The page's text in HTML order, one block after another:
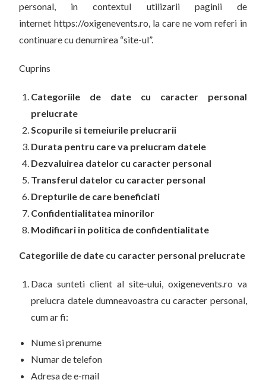
personal, in contextul utilizarii paginii de
internet https://oxigenevents.ro, la care ne vom referi in
continuare cu denumirea “site-ul”.
Cuprins
Categoriile de date cu caracter personal
prelucrate
Scopurile si temeiurile prelucrarii
Durata pentru care va prelucram datele
Dezvaluirea datelor cu caracter personal
Transferul datelor cu caracter personal
Drepturile de care beneficiati
Confidentialitatea minorilor
Modificari in politica de confidentialitate
Categoriile de date cu caracter personal prelucrate
Daca sunteti client al site-ului, oxigenevents.ro va
prelucra datele dumneavoastra cu caracter personal,
cum ar fi:
Nume si prenume
Numar de telefon
Adresa de e-mail